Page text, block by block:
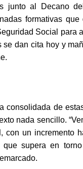
junto al Decano
formativas
Social para
dan cita hoy y
consolidada de
nada sencillo.
un incremento
supera en